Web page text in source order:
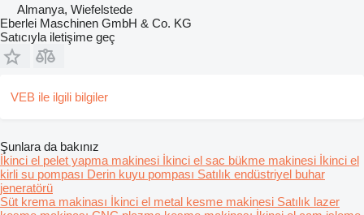
Almanya, Wiefelstede
Eberlei Maschinen GmbH & Co. KG
Satıcıyla iletişime geç
VEB ile ilgili bilgiler
Şunlara da bakınız
İkinci el pelet yapma makinesi İkinci el sac bükme makinesi İkinci el
kirli su pompası Derin kuyu pompası Satılık endüstriyel buhar
jeneratörü
Süt krema makinası İkinci el metal kesme makinesi Satılık lazer